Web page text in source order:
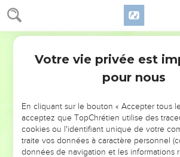
NE MANQUEZ PAS
DE L’ANNÉE !
ET SI LEURS ERREURS POUVAIENT
VOTRES ?
Votre vie privée est
pour nous
En cliquant sur le bouton « Accepter tous
acceptez que TopChrétien utilise des
cookies ou l'identifiant unique de votre
traite vos données à caractère personnel
données de navigation et les informations